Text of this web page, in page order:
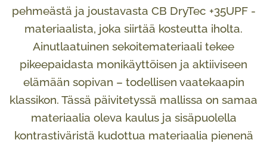
pehmeästä ja joustavasta CB DryTec +35UPF -
materiaalista, joka siirtää kosteutta iholta.
Ainutlaatuinen sekoitemateriaali tekee
pikeepaidasta monikäyttöisen ja aktiiviseen
elämään sopivan – todellisen vaatekaapin
klassikon. Tässä päivitetyssä mallissa on samaa
materiaalia oleva kaulus ja sisäpuolella
kontrastiväristä kudottua materiaalia pienenä